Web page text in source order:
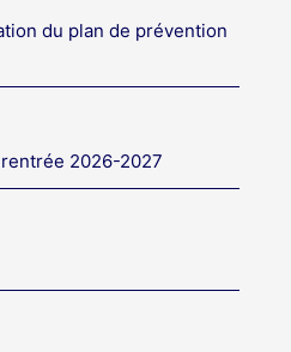
du plan de prévention
2026-2027